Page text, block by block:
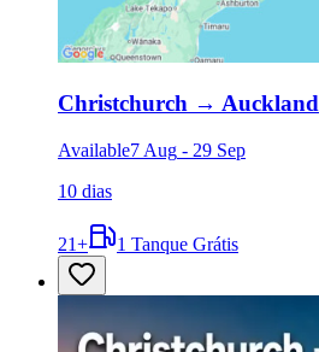
Christchurch → Auckland
Available7 Aug - 29 Sep
10 dias
21+ 1 Tanque Grátis